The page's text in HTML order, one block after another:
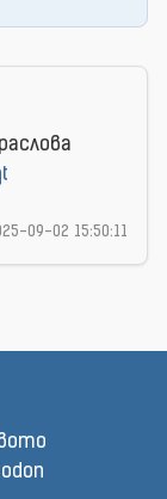
09-02 15:50:11